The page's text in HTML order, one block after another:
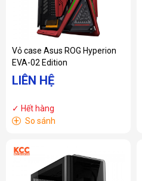
Vỏ case Asus ROG Hyperion
EVA-02 Edition
LIÊN HỆ
✓ Hết hàng
+ So sánh